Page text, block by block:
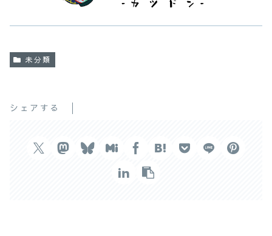
未分類
シェアする